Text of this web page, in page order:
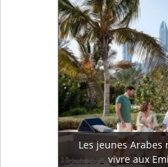
Les jeunes
vivre aux